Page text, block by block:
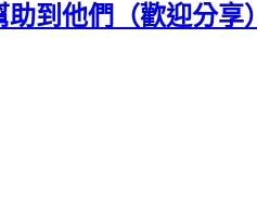
到他們（歡迎分享）